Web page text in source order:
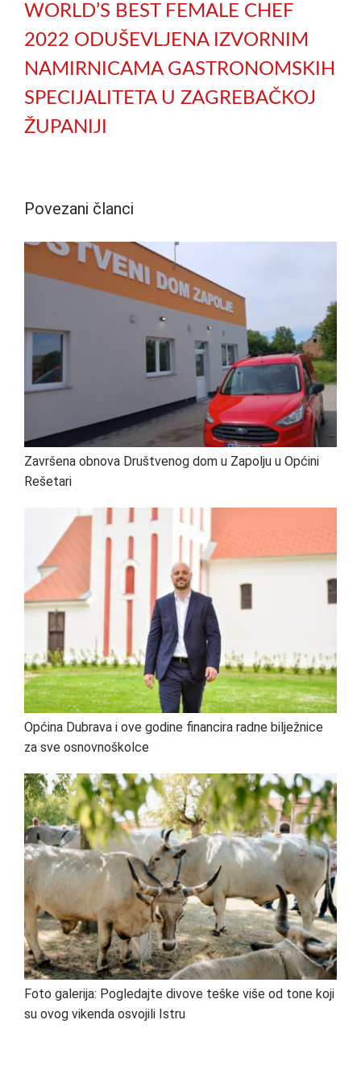
WORLD’S BEST FEMALE CHEF
2022 ODUŠEVLJENA IZVORNIM
NAMIRNICAMA GASTRONOMSKIH
SPECIJALITETA U ZAGREBAČKOJ
ŽUPANIJI
Povezani članci
Završena obnova Društvenog dom u Zapolju u Općini
Rešetari
Općina Dubrava i ove godine financira radne bilježnice
za sve osnovnoškolce
Foto galerija: Pogledajte divove teške više od tone koji
su ovog vikenda osvojili Istru